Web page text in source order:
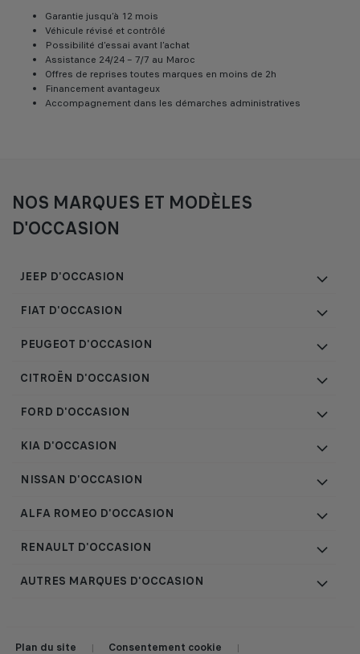
Garantie jusqu’à 12 mois
Véhicule révisé et contrôlé
Possibilité d’essai avant l’achat
Assistance 24/24 – 7/7 au Maroc
Offres de reprises toutes marques en moins de 2h
Financement avantageux
Accompagnement dans les démarches administratives
NOS MARQUES ET MODÈLES
D'OCCASION
JEEP D'OCCASION
FIAT D'OCCASION
PEUGEOT D'OCCASION
CITROËN D'OCCASION
FORD D'OCCASION
KIA D'OCCASION
NISSAN D'OCCASION
ALFA ROMEO D'OCCASION
RENAULT D'OCCASION
AUTRES MARQUES D'OCCASION
Plan du site | Consentement cookie |